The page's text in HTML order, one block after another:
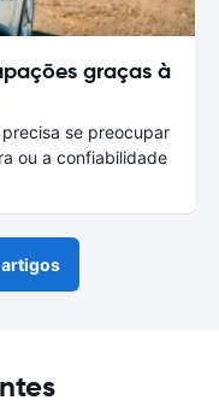
graças à
se preocupar
ou a confiabilidade